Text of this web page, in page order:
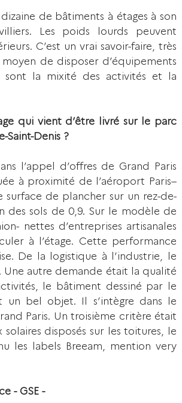
de bâtiments à étages à son
Les poids lourds peuvent
C’est un vrai savoir-faire, très
de disposer d’équipements
sont la mixité des activités et la
qui vient d’être livré sur le parc
Saint-Denis ?
l’appel d’offres de Grand Paris
à proximité de l’aéroport Paris–
surface de plancher sur un rez-de-
des sols de 0,9. Sur le modèle de
nettes d’entreprises artisanales
à l’étage. Cette performance
De la logistique à l’industrie, le
autre demande était la qualité
le bâtiment dessiné par le
un bel objet. Il s’intègre dans le
Paris. Un troisième critère était
disposés sur les toitures, le
les labels Breeam, mention very
- GSE -